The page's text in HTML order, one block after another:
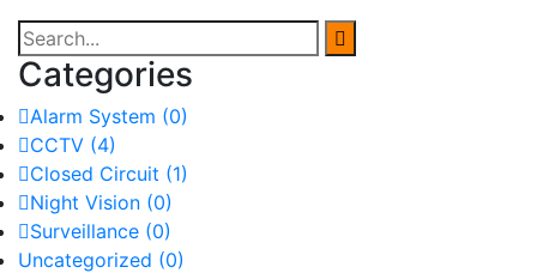
Categories
Alarm System (0)
CCTV (4)
Closed Circuit (1)
Night Vision (0)
Surveillance (0)
Uncategorized (0)